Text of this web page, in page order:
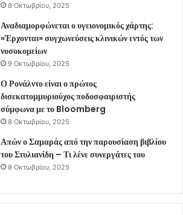
8 Οκτωβρίου, 2025
Αναδιαμορφώνεται ο υγειονομικός χάρτης:
«Έρχονται» συγχωνεύσεις κλινικών εντός των
νοσοκομείων
9 Οκτωβρίου, 2025
Ο Ρονάλντο είναι ο πρώτος
δισεκατομμυριούχος ποδοσφαιριστής
σύμφωνα με το Bloomberg
8 Οκτωβρίου, 2025
Απών ο Σαμαράς από την παρουσίαση βιβλίου
του Στυλιανίδη – Τι λένε συνεργάτες του
8 Οκτωβρίου, 2025